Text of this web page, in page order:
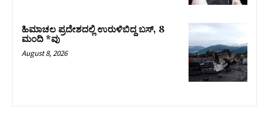
ಹಿಮಾಚಲ ಪ್ರದೇಶದಲ್ಲಿ ಉರುಳಿಬಿದ್ದ ಬಸ್‌, 8
ಮಂದಿ *ವು
August 8, 2026